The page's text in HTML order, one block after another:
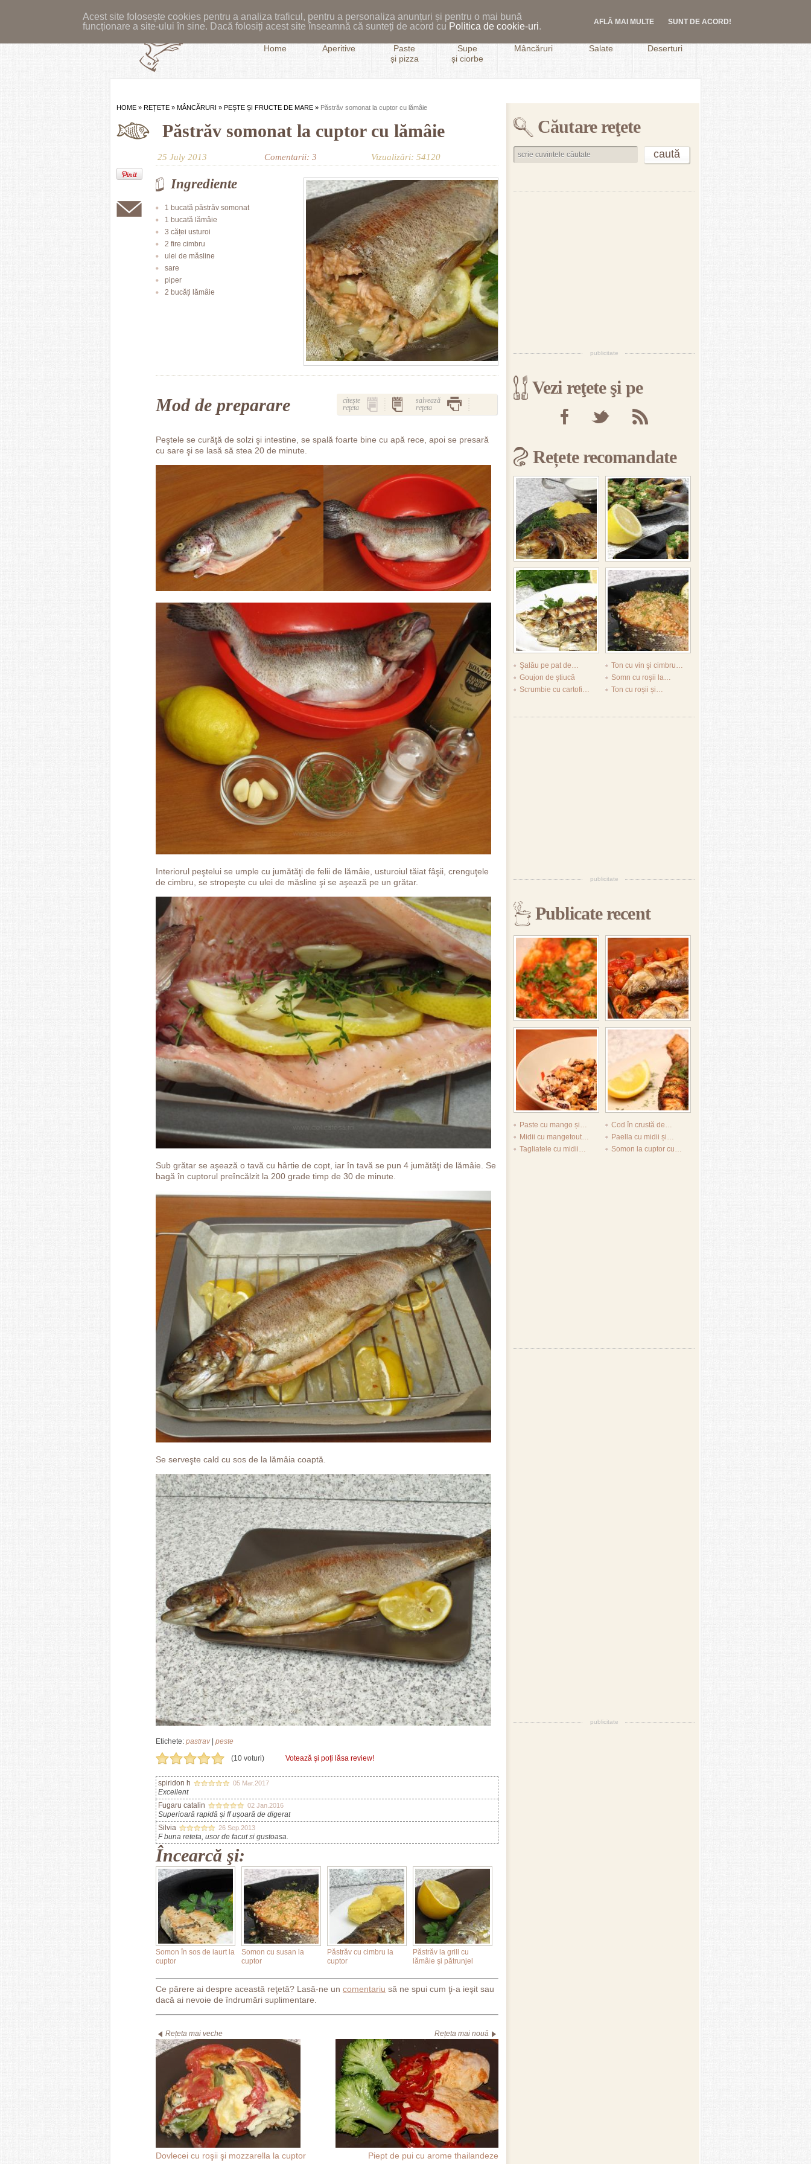
Acest site folosește cookies pentru a analiza traficul, pentru a personaliza anunțuri și pentru o mai bună
funcționare a site-ului în sine. Dacă folosiți acest site înseamnă că sunteți de acord cu Politica de cookie-uri. AFLĂ MAI MULTE SUNT DE ACORD!
Home Aperitive
Paste
și pizza
Supe
și ciorbe
Mâncăruri Salate Deserturi
HOME » REȚETE » MÂNCĂRURI » PEȘTE ȘI FRUCTE DE MARE » Păstrăv somonat la cuptor cu lămâie
Păstrăv somonat la cuptor cu lămâie
25 July 2013 Comentarii: 3 Vizualizări: 54120
Ingrediente
1 bucată păstrăv somonat
1 bucată lămâie
3 căței usturoi
2 fire cimbru
ulei de măsline
sare
piper
2 bucăți lămâie
Mod de preparare
citeşte
reţeta
salvează
reţeta
Peştele se curăţă de solzi şi intestine, se spală foarte bine cu apă rece, apoi se presară
cu sare şi se lasă să stea 20 de minute.
Interiorul peştelui se umple cu jumătăţi de felii de lămâie, usturoiul tăiat fâşii, crenguţele
de cimbru, se stropeşte cu ulei de măsline şi se aşează pe un grătar.
Sub grătar se aşează o tavă cu hârtie de copt, iar în tavă se pun 4 jumătăţi de lămâie. Se
bagă în cuptorul preîncălzit la 200 grade timp de 30 de minute.
Se serveşte cald cu sos de la lămâia coaptă.
Etichete: pastrav| peste
(10 voturi)
Votează şi poți lăsa review!
spiridon h 05 Mar.2017
Excellent
Fugaru catalin
02 Jan.2016
Superioară rapidă și ff ușoară de digerat
Silvia
26 Sep.2013
F buna reteta, usor de facut si gustoasa.
Încearcă şi:
Somon în sos de iaurt la
cuptor
Somon cu susan la
cuptor
Păstrăv cu cimbru la
cuptor
Păstrăv la grill cu
lămâie şi pătrunjel
Ce părere ai despre această reţetă? Lasă-ne un comentariu să ne spui cum ţi-a ieşit sau
dacă ai nevoie de îndrumări suplimentare.
Rețeta mai veche
Dovlecei cu roşii şi mozzarella la cuptor
Rețeta mai nouă
Piept de pui cu arome thailandeze
Căutare reţete
publicitate
Vezi reţete şi pe
Rețete recomandate
Şalău pe pat de…
Ton cu vin şi cimbru…
Goujon de ştiucă
Somn cu roşii la…
Scrumbie cu cartofi…
Ton cu roșii și…
publicitate
Publicate recent
Paste cu mango și…
Cod în crustă de…
Midii cu mangetout…
Paella cu midii și…
Tagliatele cu midii…
Somon la cuptor cu…
publicitate